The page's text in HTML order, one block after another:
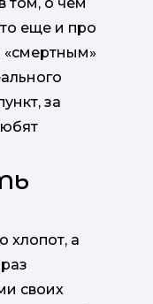
еще и про
за
хлопот, а
своих